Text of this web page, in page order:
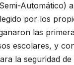
Automático)
por los
las
escolares, y
la seguridad de